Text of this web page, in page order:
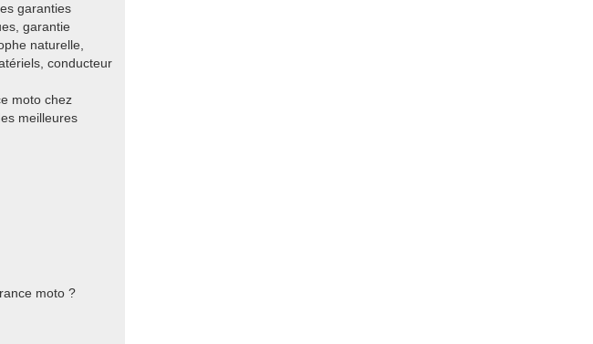
garanties
garantie
naturelle,
conducteur
moto chez
meilleures
moto ?